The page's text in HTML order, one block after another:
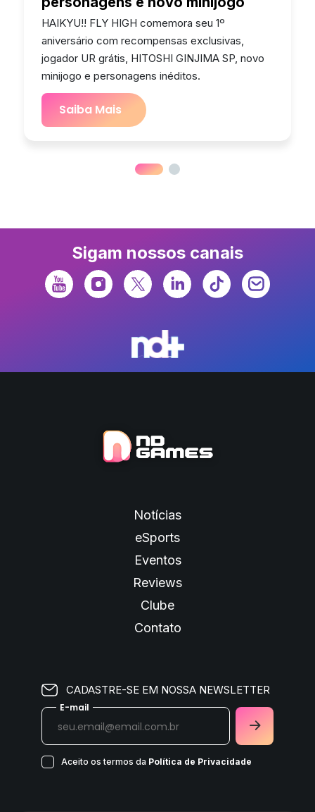
HAIKYU!! FLY HIGH comemora seu 1º
aniversário com recompensas exclusivas,
jogador UR grátis, HITOSHI GINJIMA SP, novo
minijogo e personagens inéditos.
Saiba Mais
Sigam nossos canais
Notícias
eSports
Eventos
Reviews
Clube
Contato
CADASTRE-SE EM NOSSA NEWSLETTER
E-mail
Aceito os termos da Política de Privacidade